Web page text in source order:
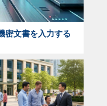
密文書を入力する